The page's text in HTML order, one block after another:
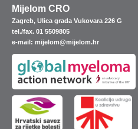
Mijelom CRO
Zagreb, Ulica grada Vukovara 226 G
tel./fax. 01 5509805
e-mail: mijelom@mijelom.hr